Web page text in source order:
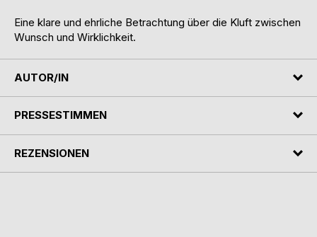
Eine klare und ehrliche Betrachtung über die Kluft zwischen
Wunsch und Wirklichkeit.
AUTOR/IN
PRESSESTIMMEN
REZENSIONEN